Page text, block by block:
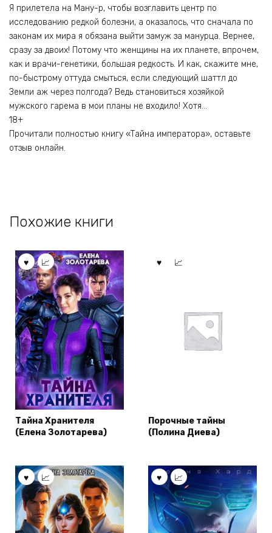
Я прилетела на Ману-р, чтобы возглавить центр по
исследованию редкой болезни, а оказалось, что сначала по
законам их мира я обязана выйти замуж за манурца. Вернее,
сразу за двоих! Потому что женщины на их планете, впрочем,
как и врачи-генетики, большая редкость. И как, скажите мне,
по-быстрому оттуда смыться, если следующий шаттл до
Земли аж через полгода? Ведь становиться хозяйкой
мужского гарема в мои планы не входило! Хотя…
18+
Прочитали полностью книгу «Тайна императора», оставьте
отзыв онлайн.
Похожие книги
Тайна Хранителя
(Елена Золотарева)
Порочные тайны
(Полина Диева)